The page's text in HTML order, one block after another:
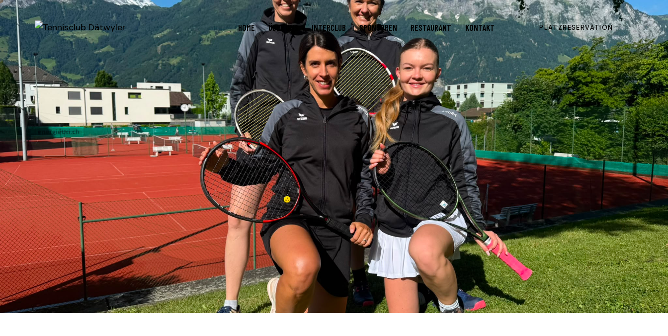
HOME ÜBER UNS INTERCLUB SPONSOREN RESTAURANT KONTAKT PLATZRESERVATION